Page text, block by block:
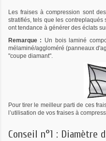
Les fraises à compression sont
stratifiés, tels que les
ont tendance à générer des éclats
Remarque : Un bois laminé
mélaminé/aggloméré (panneaux
"coupe diamant".
Pour tirer le meilleur parti de ces
l’utilisation de vos fraises à
Conseil n°1 : Diamètre